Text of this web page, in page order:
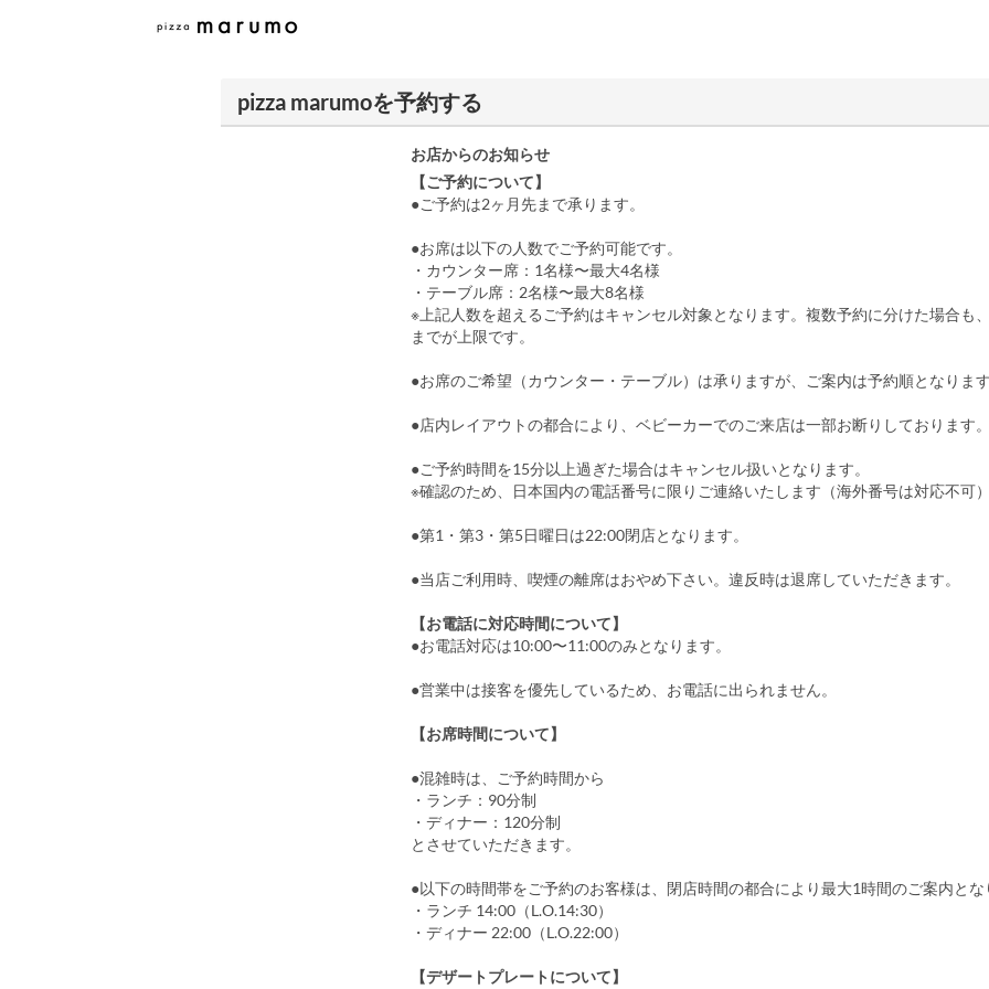
pizza marumoを予約する
お店からのお知らせ
【ご予約について】
●ご予約は2ヶ月先まで承ります。
●お席は以下の人数でご予約可能です。
・カウンター席：1名様〜最大4名様
・テーブル席：2名様〜最大8名様
※上記人数を超えるご予約はキャンセル対象となります。複数予約に分けた場合も
までが上限です。
●お席のご希望（カウンター・テーブル）は承りますが、ご案内は予約順となりま
●店内レイアウトの都合により、ベビーカーでのご来店は一部お断りしております
●ご予約時間を15分以上過ぎた場合はキャンセル扱いとなります。
※確認のため、日本国内の電話番号に限りご連絡いたします（海外番号は対応不可
●第1・第3・第5日曜日は22:00閉店となります。
●当店ご利用時、喫煙の離席はおやめ下さい。違反時は退席していただきます。
【お電話に対応時間について】
●お電話対応は10:00〜11:00のみとなります。
●営業中は接客を優先しているため、お電話に出られません。
【お席時間について】
●混雑時は、ご予約時間から
・ランチ：90分制
・ディナー：120分制
とさせていただきます。
●以下の時間帯をご予約のお客様は、閉店時間の都合により最大1時間のご案内とな
・ランチ 14:00（L.O.14:30）
・ディナー 22:00（L.O.22:00）
【デザートプレートについて】